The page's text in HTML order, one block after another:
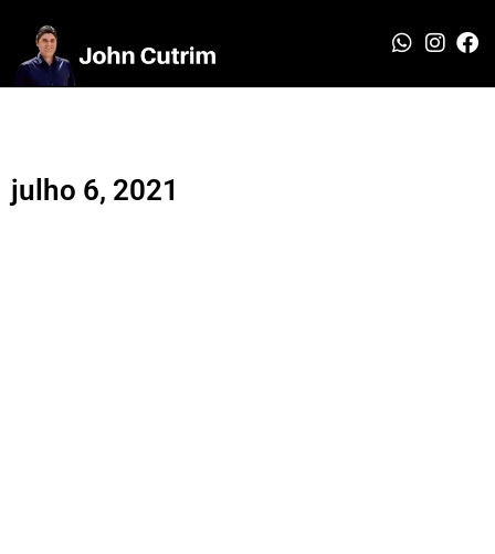
julho 6, 2021